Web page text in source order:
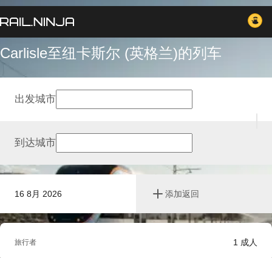
Carlisle至纽卡斯尔 (英格兰)的列车
16 8月 2026 添加返回
出发城市
到达城市
旅行者 1 成人